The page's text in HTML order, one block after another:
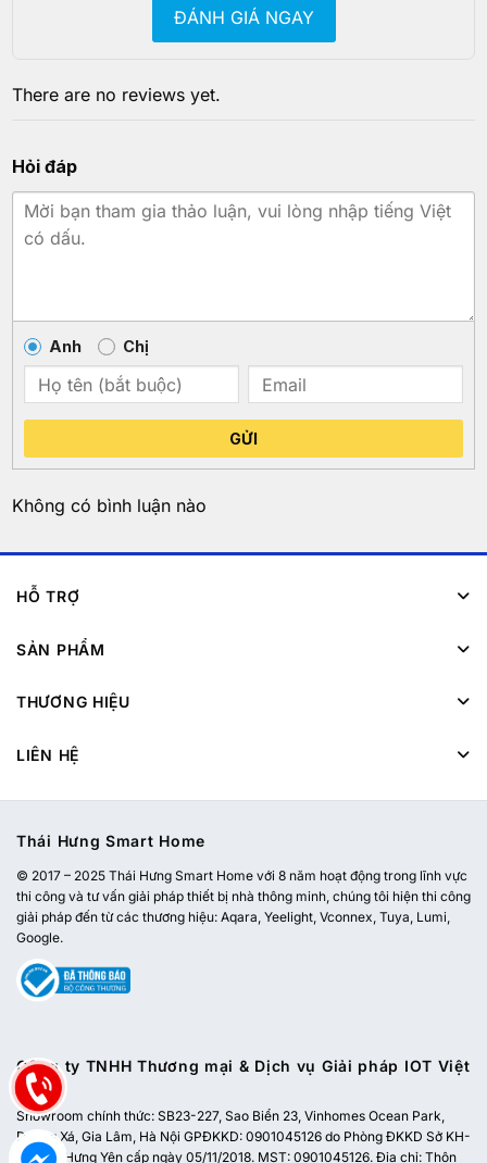
ĐÁNH GIÁ NGAY
There are no reviews yet.
Hỏi đáp
Anh Chị
GỬI
Không có bình luận nào
HỖ TRỢ
SẢN PHẨM
THƯƠNG HIỆU
LIÊN HỆ
Thái Hưng Smart Home
© 2017 – 2025 Thái Hưng Smart Home với 8 năm hoạt động trong lĩnh vực
thi công và tư vấn giải pháp thiết bị nhà thông minh, chúng tôi hiện thi công
giải pháp đến từ các thương hiệu: Aqara, Yeelight, Vconnex, Tuya, Lumi,
Google.
Công ty TNHH Thương mại & Dịch vụ Giải pháp IOT Việt
Nam
Showroom chính thức: SB23-227, Sao Biển 23, Vinhomes Ocean Park,
Dương Xá, Gia Lâm, Hà Nội GPĐKKD: 0901045126 do Phòng ĐKKD Sở KH-
ĐT tỉnh Hưng Yên cấp ngày 05/11/2018. MST: 0901045126. Địa chỉ: Thôn